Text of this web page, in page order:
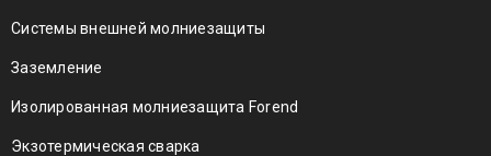
Системы внешней молниезащиты
Заземление
Изолированная молниезащита Forend
Экзотермическая сварка